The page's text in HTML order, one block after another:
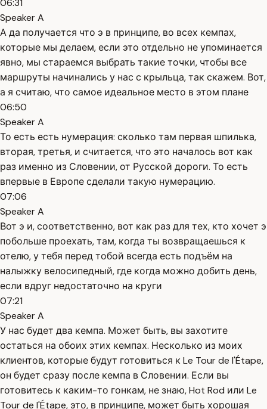
06:31
Speaker A
А да получается что э в принципе, во всех кемпах,
которые мы делаем, если это отдельно не упоминается
явно, мы стараемся выбрать такие точки, чтобы все
маршруты начинались у нас с крыльца, так скажем. Вот,
а я считаю, что самое идеальное место в этом плане
06:50
Speaker A
То есть есть нумерация: сколько там первая шпилька,
вторая, третья, и считается, что это началось вот как
раз именно из Словении, от Русской дороги. То есть
впервые в Европе сделали такую нумерацию.
07:06
Speaker A
Вот э и, соответственно, вот как раз для тех, кто хочет э
побольше проехать, там, когда ты возвращаешься к
отелю, у тебя перед тобой всегда есть подъём на
налыжку велосипедный, где когда можно добить день,
если вдруг недостаточно на круги
07:21
Speaker A
У нас будет два кемпа. Может быть, вы захотите
остаться на обоих этих кемпах. Несколько из моих
клиентов, которые будут готовиться к Le Tour de l'Étape,
он будет сразу после кемпа в Словении. Если вы
готовитесь к каким-то гонкам, не знаю, Hot Rod или Le
Tour de l'Étape, это, в принципе, может быть хорошая